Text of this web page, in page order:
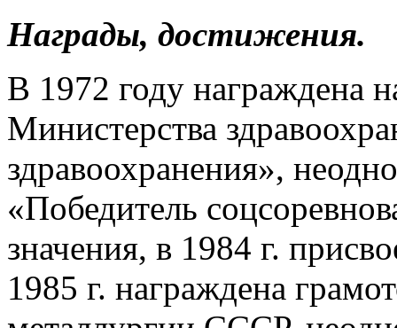
Награды, достижения.
В 1972 году награждена
Министерства
здравоохранения»,
«Победитель
значения, в 1984 г.
1985 г. награждена